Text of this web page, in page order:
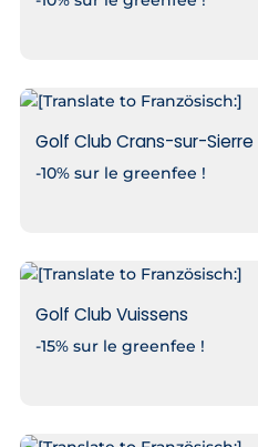
Golf Club Crans-sur-Sierre
-10% sur le greenfee !
Golf Club Vuissens
-15% sur le greenfee !